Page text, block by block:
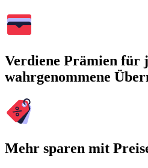
Verdiene Prämien für
wahrgenommene
Mehr sparen mit